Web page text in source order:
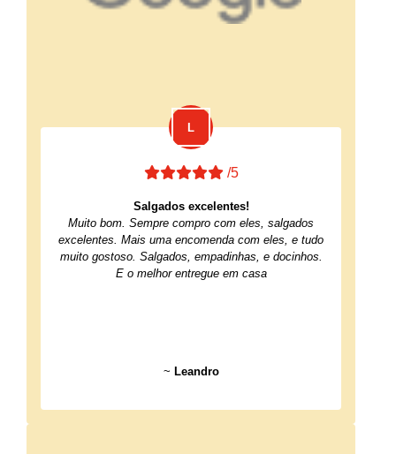
/5
Salgados excelentes!
Muito bom. Sempre compro com eles, salgados
excelentes. Mais uma encomenda com eles, e tudo
muito gostoso. Salgados, empadinhas, e docinhos.
E o melhor entregue em casa
~ Leandro